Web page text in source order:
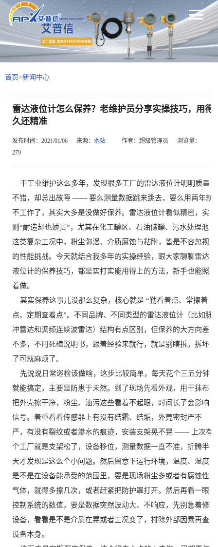
首页>新闻中心
雷达液位计怎么保养？老维护员分享实操技巧，用得
久还精准
发布时间：2021/01/06 来源： 本站 作者：超级管理员
浏览量：
279
干工业维护这么多年，发现很多工厂的雷达液位计明明质量
不错，却总出故障 —— 要么测量数据跳来跳去，要么用两年就
不工作了，其实大多是没做好保养。雷达液位计看似精密，实
则“耐造却也娇贵”，尤其在化工罐区、石油储罐、污水处理池
这类复杂工况中，粉尘弥漫、介质腐蚀与粘附，皆是不容忽视
的性能挑战。今天就结合我多年的实操经验，跟大家聊聊雷达
液位计的保养技巧，都是实打实能用得上的方法，新手也能照
着做。
其实保养这事儿没那么复杂，核心就是 “勤看着点、常擦着
点、定期查着点”。不同品牌、不同类型的雷达液位计（比如脉
冲雷达和调频连续波雷达）结构有点区别，但保养的大方向差
不多，不用死磕说明书，跟着经验来就行，就是别瞎拆，拆坏
了可就麻烦了。
先说说日常巡检该做啥，这步比较简单，每天花个三五分钟
就能搞定，主要是防患于未然。到了现场先看外观，用干抹布
把外壳擦干净，粉尘、油污这些看着不起眼，时间长了会影响
信号。着重看看传感器上有没有结霜、结垢，外壳密封严不
严，有没有裂纹或者渗水的痕迹，安装支架晃不晃 —— 上次有
个工厂就是支架松了，设备移位，测量数据一直不准，折腾半
天才发现是这么个小问题。然后留意下运行环境，温度、湿度
是不是在设备能承受的范围里，要是现场粉尘多或者有腐蚀性
气体，就得多擦几次，或者赶紧把防护罩打开。然后再看一眼
控制系统的数值，要是数据突然波动大、不响应，先别急着修
设备，看看是不是介质在晃或者工况变了，排除外部因素再查
设备本身。